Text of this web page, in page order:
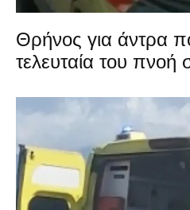
Θρήνος για άντρα
τελευταία του πνοή